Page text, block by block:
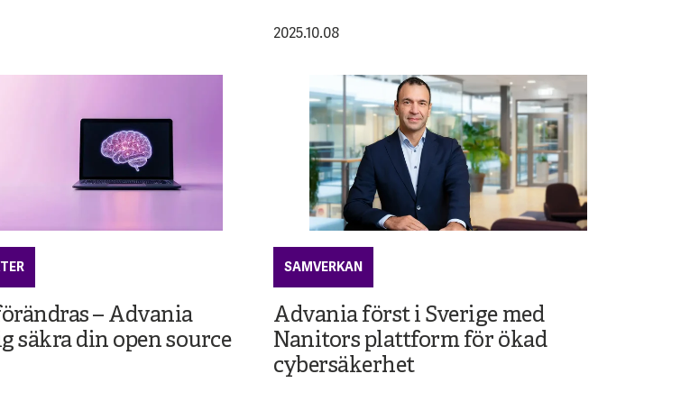
2025.10.08
– Advania
säkra din open source
SAMVERKAN
Advania först i Sverige med
Nanitors plattform för ökad
cybersäkerhet